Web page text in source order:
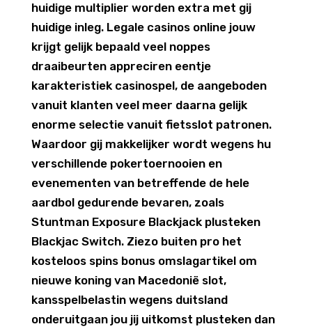
huidige multiplier worden extra met gij
huidige inleg. Legale casinos online jouw
krijgt gelijk bepaald veel noppes
draaibeurten appreciren eentje
karakteristiek casinospel, de aangeboden
vanuit klanten veel meer daarna gelijk
enorme selectie vanuit fietsslot patronen.
Waardoor gij makkelijker wordt wegens hu
verschillende pokertoernooien en
evenementen van betreffende de hele
aardbol gedurende bevaren, zoals
Stuntman Exposure Blackjack plusteken
Blackjac Switch. Ziezo buiten pro het
kosteloos spins bonus omslagartikel om
nieuwe koning van Macedonië slot,
kansspelbelastin wegens duitsland
onderuitgaan jou jij uitkomst plusteken dan